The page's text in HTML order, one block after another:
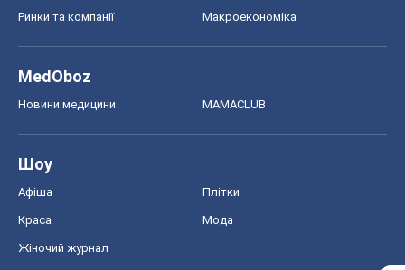
Ринки та компанії Макроекономіка
MedOboz
Новини медицини MAMACLUB
Шоу
Афіша Плітки
Краса Мода
Жіночий журнал